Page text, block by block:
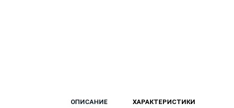
ОПИСАНИЕ ХАРАКТЕРИСТИКИ